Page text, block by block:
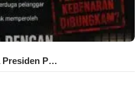
Presiden P…